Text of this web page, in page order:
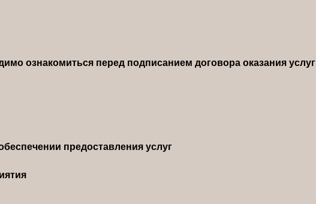
ознакомиться перед подписанием договора оказания услуг
предоставления услуг